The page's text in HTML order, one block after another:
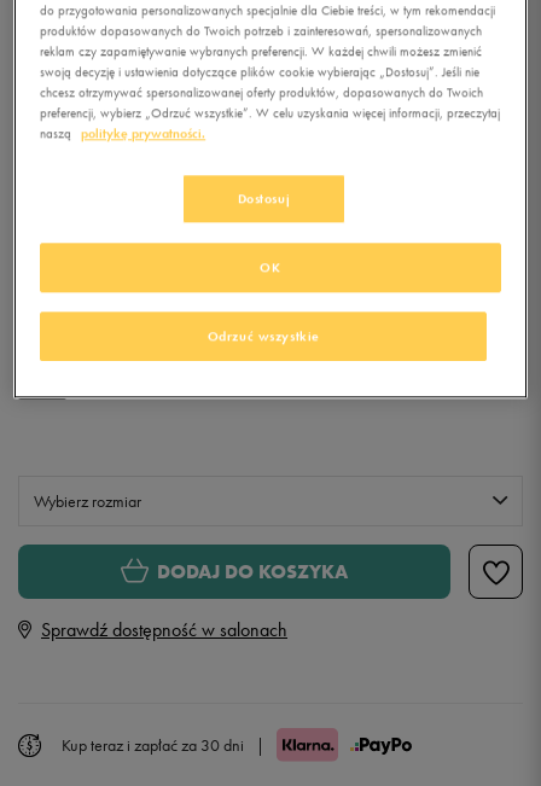
JORDAN SZORTY JDB MJ
FLT MVP MESH SHORT
BOY
0.0 ( )
(cena bezpośrednio przed promocją)
+ 500 PKT WKLUBIE 50 STYLE
Wybierz rozmiar
Rozmiary EU
128 -132 cm
147 - 163 cm Powiadom o dostępności
DODAJ DO KOSZYKA
Sprawdź dostępność w salonach
Kup teraz i zapłać za 30 dni |
do przygotowania personalizowanych specjalnie dla Ciebie treści, w tym rekomendacji
produktów dopasowanych do Twoich potrzeb i zainteresowań, spersonalizowanych
reklam czy zapamiętywanie wybranych preferencji. W każdej chwili możesz zmienić
swoją decyzję i ustawienia dotyczące plików cookie wybierając „Dostosuj”. Jeśli nie
chcesz otrzymywać spersonalizowanej oferty produktów, dopasowanych do Twoich
preferencji, wybierz „Odrzuć wszystkie”. W celu uzyskania więcej informacji, przeczytaj
naszą
politykę prywatności.
Dostosuj
Odrzuć wszystkie
OK